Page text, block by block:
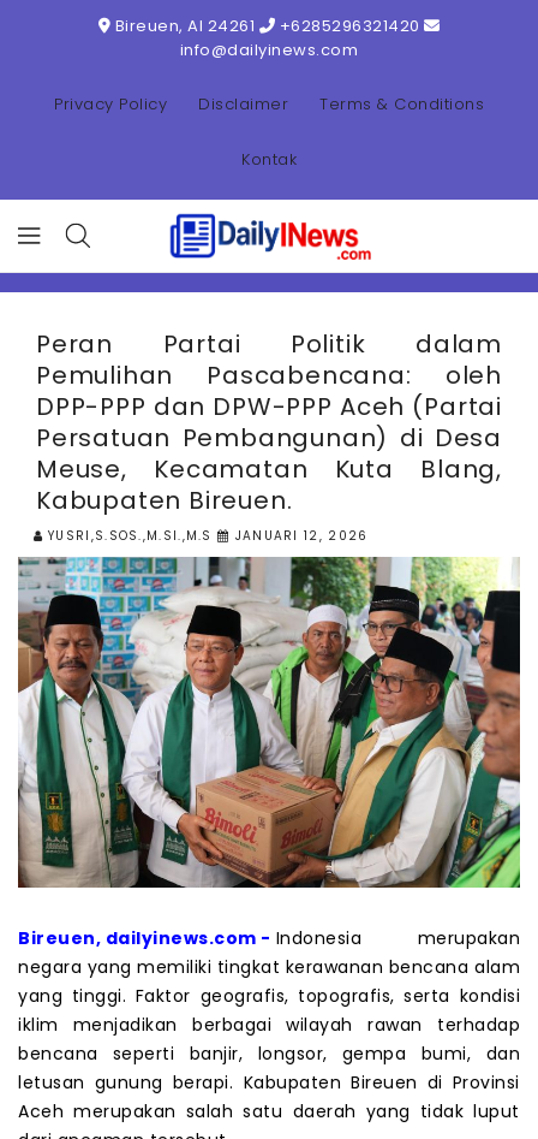
Bireuen, AI 24261
+6285296321420
info@dailyinews.com
Privacy Policy Disclaimer Terms & Conditions
Kontak
Peran Partai Politik dalam
Pemulihan Pascabencana: oleh
DPP-PPP dan DPW-PPP Aceh (Partai
Persatuan Pembangunan) di Desa
Meuse, Kecamatan Kuta Blang,
Kabupaten Bireuen.
YUSRI,S.SOS.,M.SI.,M.S JANUARI 12, 2026
Bireuen, dailyinews.com - Indonesia merupakan
negara yang memiliki tingkat kerawanan bencana alam
yang tinggi. Faktor geografis, topografis, serta kondisi
iklim menjadikan berbagai wilayah rawan terhadap
bencana seperti banjir, longsor, gempa bumi, dan
letusan gunung berapi. Kabupaten Bireuen di Provinsi
Aceh merupakan salah satu daerah yang tidak luput